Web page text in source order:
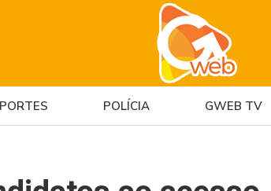
POLÍCIA GWEB TV